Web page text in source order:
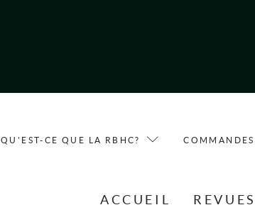
QU'EST-CE QUE LA RBHC? COMMANDES
ACCUEIL REVUES